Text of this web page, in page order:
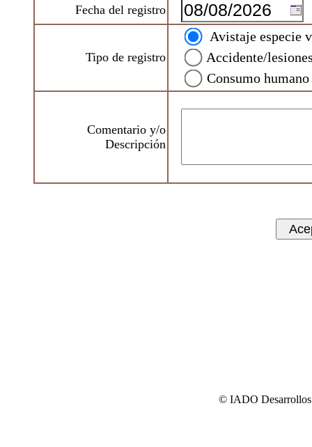
Fecha del registro
Tipo de registro
Avistaje especie
Accidente/
Consumo humano
Comentario y/o
Descripción
© IADO Desarrollos